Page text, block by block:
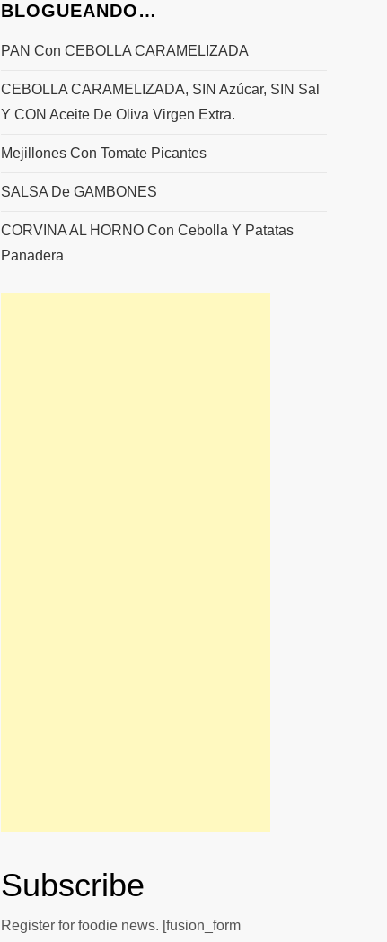
BLOGUEANDO…
PAN Con CEBOLLA CARAMELIZADA
CEBOLLA CARAMELIZADA, SIN Azúcar, SIN Sal
Y CON Aceite De Oliva Virgen Extra.
Mejillones Con Tomate Picantes
SALSA De GAMBONES
CORVINA AL HORNO Con Cebolla Y Patatas
Panadera
Subscribe
Register for foodie news. [fusion_form